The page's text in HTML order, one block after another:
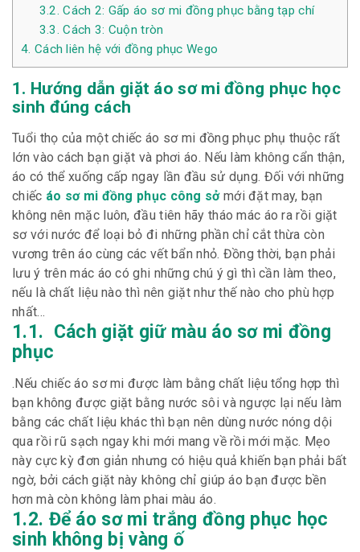
3.2. Cách 2: Gấp áo sơ mi đồng phục bằng tạp chí
3.3. Cách 3: Cuộn tròn
4. Cách liên hệ với đồng phục Wego
1. Hướng dẫn giặt áo sơ mi đồng phục học
sinh đúng cách
Tuổi thọ của một chiếc áo sơ mi đồng phục phụ thuộc rất
lớn vào cách bạn giặt và phơi áo. Nếu làm không cẩn thận,
áo có thể xuống cấp ngay lần đầu sử dụng. Đối với những
chiếc áo sơ mi đồng phục công sởmới đặt may, bạn
không nên mặc luôn, đầu tiên hãy tháo mác áo ra rồi giặt
sơ với nước để loại bỏ đi những phần chỉ cắt thừa còn
vương trên áo cùng các vết bẩn nhỏ. Đồng thời, bạn phải
lưu ý trên mác áo có ghi những chú ý gì thì cần làm theo,
nếu là chất liệu nào thì nên giặt như thế nào cho phù hợp
nhất…
1.1. Cách giặt giữ màu áo sơ mi đồng
phục
.Nếu chiếc áo sơ mi được làm bằng chất liệu tổng hợp thì
bạn không được giặt bằng nước sôi và ngược lại nếu làm
bằng các chất liệu khác thì bạn nên dùng nước nóng dội
qua rồi rũ sạch ngay khi mới mang về rồi mới mặc. Mẹo
này cực kỳ đơn giản nhưng có hiệu quả khiến bạn phải bất
ngờ, bởi cách giặt này không chỉ giúp áo bạn được bền
hơn mà còn không làm phai màu áo.
1.2. Để áo sơ mi trắng đồng phục học
sinh không bị vàng ố